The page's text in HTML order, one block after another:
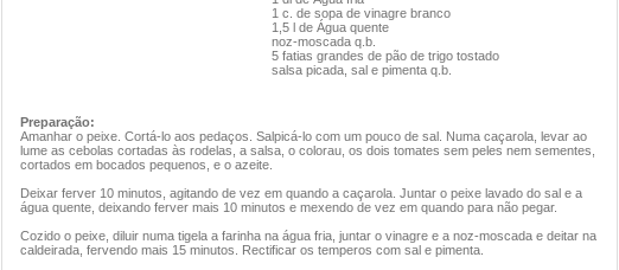
1 c. de sopa de vinagre branco
1,5 l de Água quente
noz-moscada q.b.
5 fatias grandes de pão de trigo tostado
salsa picada, sal e pimenta q.b.
Preparação:
Amanhar o peixe. Cortá-lo aos pedaços. Salpicá-lo com um pouco de sal. Numa caçarola, levar ao
lume as cebolas cortadas às rodelas, a salsa, o colorau, os dois tomates sem peles nem sementes,
cortados em bocados pequenos, e o azeite.
Deixar ferver 10 minutos, agitando de vez em quando a caçarola. Juntar o peixe lavado do sal e a
água quente, deixando ferver mais 10 minutos e mexendo de vez em quando para não pegar.
Cozido o peixe, diluir numa tigela a farinha na água fria, juntar o vinagre e a noz-moscada e deitar na
caldeirada, fervendo mais 15 minutos. Rectificar os temperos com sal e pimenta.